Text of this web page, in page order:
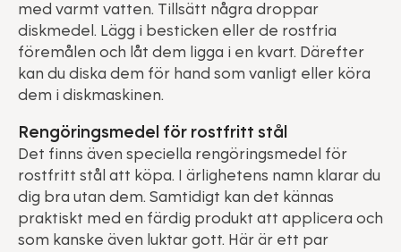
med varmt vatten. Tillsätt några droppar
diskmedel. Lägg i besticken eller de rostfria
föremålen och låt dem ligga i en kvart. Därefter
kan du diska dem för hand som vanligt eller köra
dem i diskmaskinen.
Rengöringsmedel för rostfritt stål
Det finns även speciella rengöringsmedel för
rostfritt stål att köpa. I ärlighetens namn klarar du
dig bra utan dem. Samtidigt kan det kännas
praktiskt med en färdig produkt att applicera och
som kanske även luktar gott. Här är ett par